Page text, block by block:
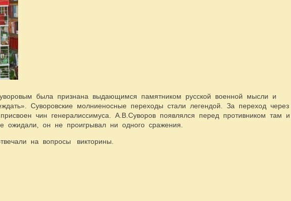
была признана выдающимся памятником русской военной мысли и
Суворовские молниеносные переходы стали легендой. За переход через
чин генералиссимуса. А.В.Суворов появлялся перед противником там и
ожидали, он не проигрывал ни одного сражения.
на вопросы викторины.